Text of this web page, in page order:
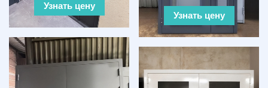
Узнать цену
Узнать цену